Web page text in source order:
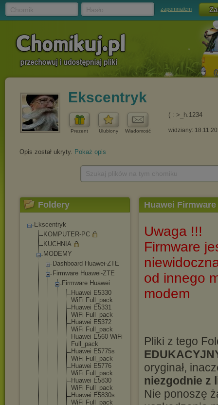
zapomniałem
Ekscentryk
Prezent Ulubiony Wiadomość
( : >_h.1234
widziany:
Opis został ukryty. Pokaż opis
Foldery
Ekscentryk
KOMPUTER-PC
KUCHNIA
MODEMY
Dashboard Huawei-ZTE
Firmware Huawei-ZTE
Firmware Huawei
Huawei E5330
WiFi Full_pac k
Huawei E5331
WiFi Full_pac k
Huawei E5372
WiFi Full_pac k
Huawei E560 WiFi
Full_pac k
Huawei E5775s
WiFi Full_pac k
Huawei E5776
WiFi Full_pac k
Huawei E5830
WiFi Full_pac k
Huawei E5830s
WiFi Full_pac k
Huawei Firmware
Uwaga !!!
Firmware
od innego
modem
Pliki z tego
oryginał,
niezgodnie z
Nie ponoszę